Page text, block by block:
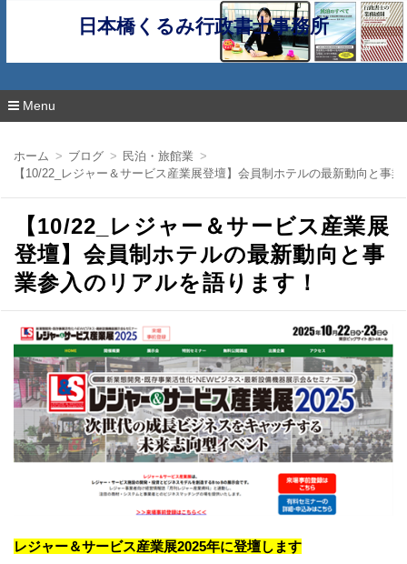
日本橋くるみ行政書士事務所
Menu
ホーム ブログ
民泊・旅館業
【10/22_レジャー＆サービス産業展登壇】会員制ホテルの最新動向と事
【10/22_レジャー＆サービス産業展
登壇】会員制ホテルの最新動向と事
業参入のリアルを語ります！
レジャー＆サービス産業展2025年に登壇します